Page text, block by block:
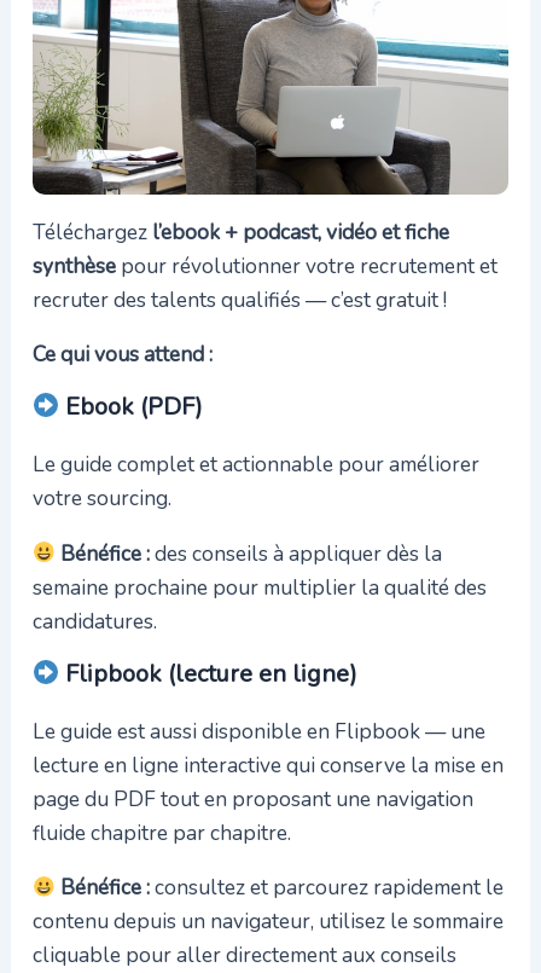
Téléchargez l’ebook + podcast, vidéo et fiche
synthèsepour révolutionner votre recrutement et
recruter des talents qualifiés — c’est gratuit !
Ce qui vous attend :
Ebook (PDF)
Le guide complet et actionnable pour améliorer
votre sourcing.
Bénéfice :des conseils à appliquer dès la
semaine prochaine pour multiplier la qualité des
candidatures.
Flipbook (lecture en ligne)
Le guide est aussi disponible en Flipbook — une
lecture en ligne interactive qui conserve la mise en
page du PDF tout en proposant une navigation
fluide chapitre par chapitre.
Bénéfice :consultez et parcourez rapidement le
contenu depuis un navigateur, utilisez le sommaire
cliquable pour aller directement aux conseils